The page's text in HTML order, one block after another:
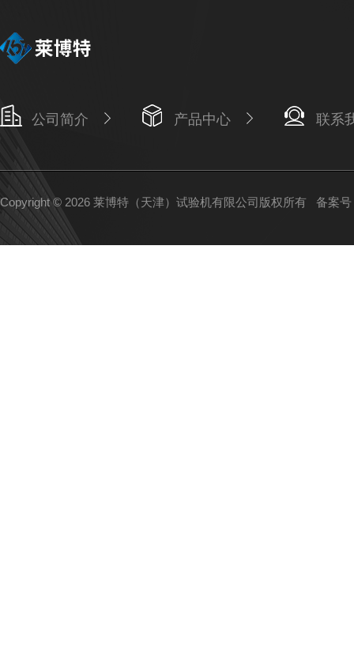
公司简介 产品中心 联系
Copyright © 2026 莱博特（天津）试验机有限公司版权所有 备案号